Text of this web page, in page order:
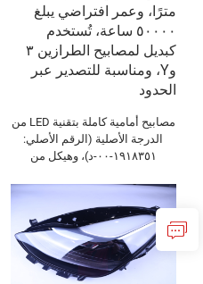
مصابيح أمامية كاملة بتقنية LED من
الدرجة الأصلية (الرقم الأصلي:
١٩١٨٣٥١-٠٠-د)، وهيكل من
من البولي كربونات المُثبَّتة ضد
الأشعة فوق البنفسجية، ومدى
إضاءة للضوء العالي يصل إلى ٨٥٠
مترًا، وعمر افتراضي يبلغ ٥٠٠٠٠
ساعة، تُستخدم كبديل لمصابيح
الطرازين ٣ وY، ومناسبة للتصدير